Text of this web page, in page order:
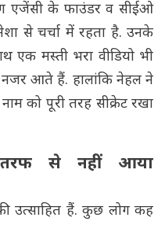
एजेंसी के फाउंडर व सीईओ
से चर्चा में रहता है. उनके
एक मस्ती भरा वीडियो भी
आते हैं. हालांकि नेहल ने
को पूरी तरह सीक्रेट रखा
से नहीं आया
उत्साहित हैं. कुछ लोग कह